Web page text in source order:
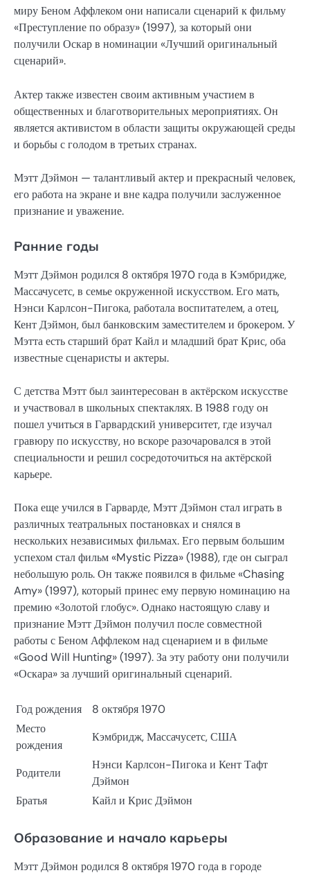
миру Беном Аффлеком они написали сценарий к фильму
«Преступление по образу» (1997), за который они
получили Оскар в номинации «Лучший оригинальный
сценарий».
Актер также известен своим активным участием в
общественных и благотворительных мероприятиях. Он
является активистом в области защиты окружающей среды
и борьбы с голодом в третьих странах.
Мэтт Дэймон — талантливый актер и прекрасный человек,
его работа на экране и вне кадра получили заслуженное
признание и уважение.
Ранние годы
Мэтт Дэймон родился 8 октября 1970 года в Кэмбридже,
Массачусетс, в семье окруженной искусством. Его мать,
Нэнси Карлсон-Пигока, работала воспитателем, а отец,
Кент Дэймон, был банковским заместителем и брокером. У
Мэтта есть старший брат Кайл и младший брат Крис, оба
известные сценаристы и актеры.
С детства Мэтт был заинтересован в актёрском искусстве
и участвовал в школьных спектаклях. В 1988 году он
пошел учиться в Гарвардский университет, где изучал
гравюру по искусству, но вскоре разочаровался в этой
специальности и решил сосредоточиться на актёрской
карьере.
Пока еще учился в Гарварде, Мэтт Дэймон стал играть в
различных театральных постановках и снялся в
нескольких независимых фильмах. Его первым большим
успехом стал фильм «Mystic Pizza» (1988), где он сыграл
небольшую роль. Он также появился в фильме «Chasing
Amy» (1997), который принес ему первую номинацию на
премию «Золотой глобус». Однако настоящую славу и
признание Мэтт Дэймон получил после совместной
работы с Беном Аффлеком над сценарием и в фильме
«Good Will Hunting» (1997). За эту работу они получили
«Оскара» за лучший оригинальный сценарий.
Год рождения
8 октября 1970
Место
рождения
Кэмбридж, Массачусетс, США
Родители
Нэнси Карлсон-Пигока и Кент Тафт
Дэймон
Братья
Кайл и Крис Дэймон
Образование и начало карьеры
Мэтт Дэймон родился 8 октября 1970 года в городе